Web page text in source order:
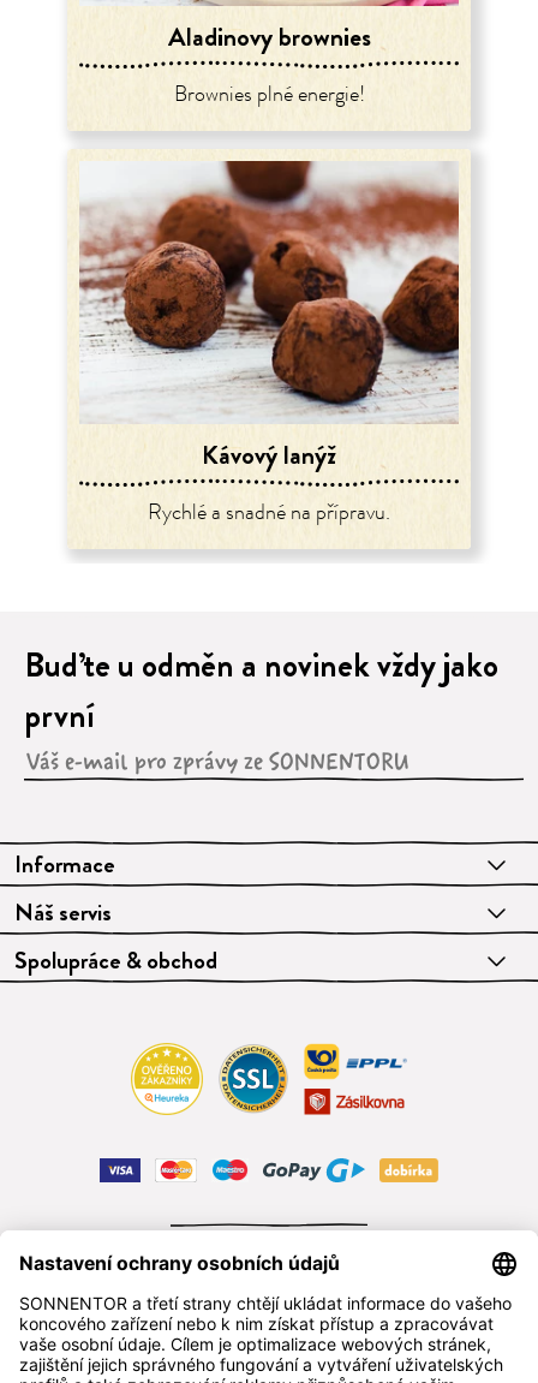
Aladinovy brownies
Brownies plné energie!
Kávový lanýž
Rychlé a snadné na přípravu.
Informace
Náš servis
Spolupráce & obchod
Buďte u odměn a novinek vždy jako
první
čeština
SONNENTOR s.r.o.